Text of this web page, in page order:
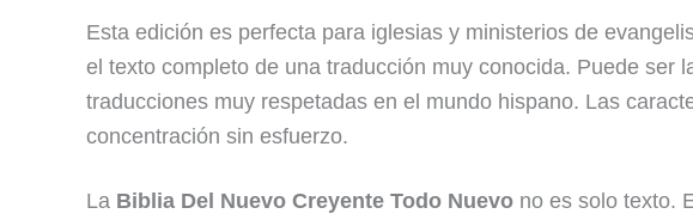
Esta edición es perfecta para iglesias y ministerios de
el texto completo de una traducción muy conocida. Puede ser
traducciones muy respetadas en el mundo hispano. Las
concentración sin esfuerzo.
La Biblia Del Nuevo Creyente Todo Nuevo no es solo texto.